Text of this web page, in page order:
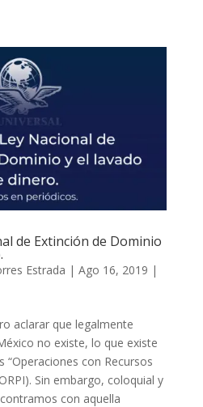
de Extinción de Dominio
Estrada | Ago 16, 2019 |
aclarar que legalmente
no existe, lo que existe
con Recursos
Sin embargo, coloquial y
con aquella